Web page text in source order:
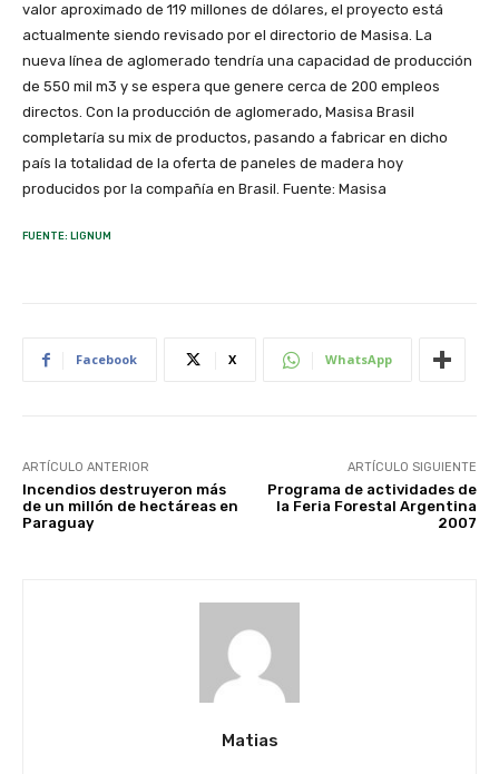
valor aproximado de 119 millones de dólares, el proyecto está
actualmente siendo revisado por el directorio de Masisa. La
nueva línea de aglomerado tendría una capacidad de producción
de 550 mil m3 y se espera que genere cerca de 200 empleos
directos. Con la producción de aglomerado, Masisa Brasil
completaría su mix de productos, pasando a fabricar en dicho
país la totalidad de la oferta de paneles de madera hoy
producidos por la compañía en Brasil. Fuente: Masisa
FUENTE: LIGNUM
Facebook X WhatsApp
ARTÍCULO ANTERIOR
Incendios destruyeron más
de un millón de hectáreas en
Paraguay
ARTÍCULO SIGUIENTE
Programa de actividades de
la Feria Forestal Argentina
2007
Matias